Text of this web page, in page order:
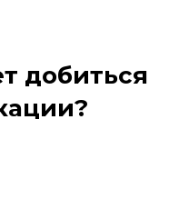
добиться